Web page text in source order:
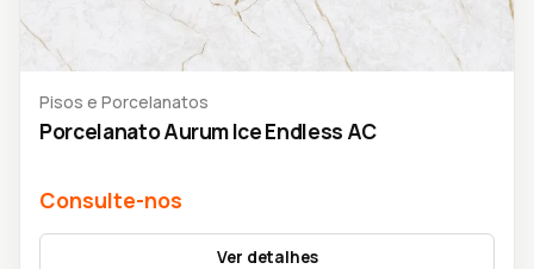
Pisos e Porcelanatos
Porcelanato Aurum Ice Endless AC
Consulte-nos
Ver detalhes